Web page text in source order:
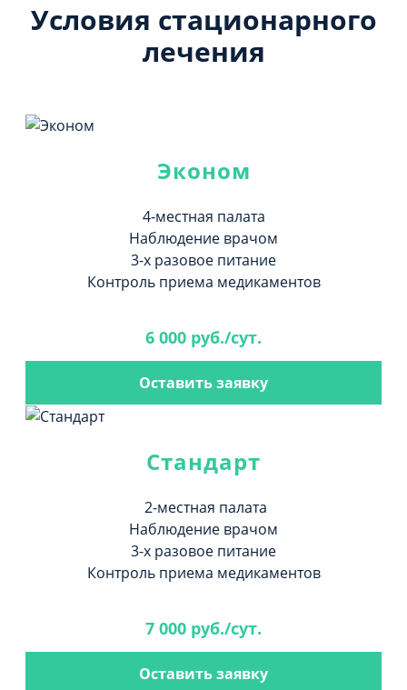
Условия стационарного
лечения
Эконом
4-местная палата
Наблюдение врачом
3-х разовое питание
Контроль приема медикаментов
6 000 руб./сут.
Оставить заявку
Стандарт
2-местная палата
Наблюдение врачом
3-х разовое питание
Контроль приема медикаментов
7 000 руб./сут.
Оставить заявку